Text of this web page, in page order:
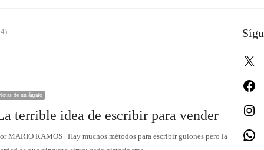
de un ágrafo
terrible idea de escribir para vender
MARIO RAMOS | Hay muchos métodos para escribir guiones pero la